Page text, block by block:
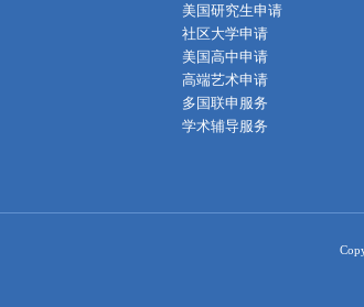
美国研究生申请
社区大学申请
美国高中申请
高端艺术申请
多国联申服务
学术辅导服务